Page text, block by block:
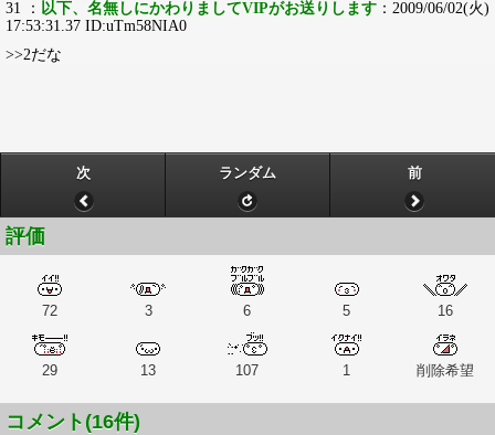
31 ： 以下、名無しにかわりましてVIPがお送りします ：2009/06/02(火)
17:53:31.37 ID:uTm58NIA0
>>2だな
次 ランダム 前
評価
72 3 6 5 16
29 13 107 1 削除希望
コメント(16件)